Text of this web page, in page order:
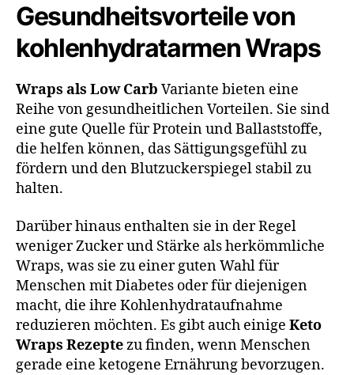
Gesundheitsvorteile von
kohlenhydratarmen Wraps
Wraps als Low Carb Variante bieten eine
Reihe von gesundheitlichen Vorteilen. Sie sind
eine gute Quelle für Protein und Ballaststoffe,
die helfen können, das Sättigungsgefühl zu
fördern und den Blutzuckerspiegel stabil zu
halten.
Darüber hinaus enthalten sie in der Regel
weniger Zucker und Stärke als herkömmliche
Wraps, was sie zu einer guten Wahl für
Menschen mit Diabetes oder für diejenigen
macht, die ihre Kohlenhydrataufnahme
reduzieren möchten. Es gibt auch einige Keto
Wraps Rezeptezu finden, wenn Menschen
gerade eine ketogene Ernährung bevorzugen.